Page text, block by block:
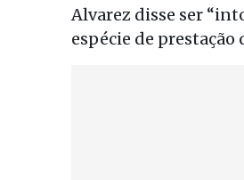
Alvarez disse ser
espécie de prestação